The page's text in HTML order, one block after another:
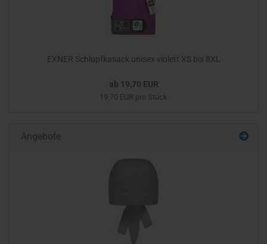
EXNER Schlupfkasack unisex violett XS bis 8XL
ab 19,70 EUR
19,70 EUR pro Stück
Angebote